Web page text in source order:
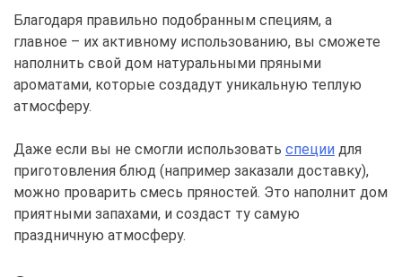
Благодаря правильно подобранным специям, а
главное – их активному использованию, вы сможете
наполнить свой дом натуральными пряными
ароматами, которые создадут уникальную теплую
атмосферу.
Даже если вы не смогли использовать специи для
приготовления блюд (например заказали доставку),
можно проварить смесь пряностей. Это наполнит дом
приятными запахами, и создаст ту самую
праздничную атмосферу.